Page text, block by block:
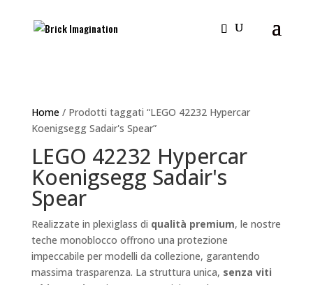
Home/ Prodotti taggati “LEGO 42232 Hypercar
Koenigsegg Sadair's Spear”
LEGO 42232 Hypercar
Koenigsegg Sadair's
Spear
Realizzate in plexiglass di qualità premium, le nostre
teche monoblocco offrono una protezione
impeccabile per modelli da collezione, garantendo
massima trasparenza. La struttura unica, senza viti